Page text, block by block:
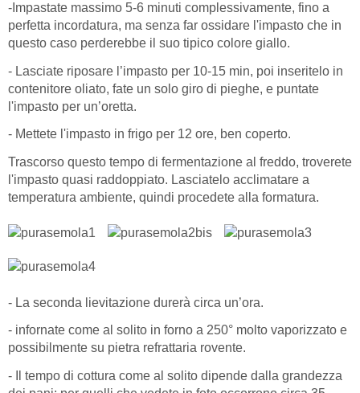
-Impastate massimo 5-6 minuti complessivamente, fino a
perfetta incordatura, ma senza far ossidare l'impasto che in
questo caso perderebbe il suo tipico colore giallo.
- Lasciate riposare l’impasto per 10-15 min, poi inseritelo in
contenitore oliato, fate un solo giro di pieghe, e puntate
l'impasto per un’oretta.
- Mettete l'impasto in frigo per 12 ore, ben coperto.
Trascorso questo tempo di fermentazione al freddo, troverete
l'impasto quasi raddoppiato. Lasciatelo acclimatare a
temperatura ambiente, quindi procedete alla formatura.
- La seconda lievitazione durerà circa un’ora.
- infornate come al solito in forno a 250° molto vaporizzato e
possibilmente su pietra refrattaria rovente.
- Il tempo di cottura come al solito dipende dalla grandezza